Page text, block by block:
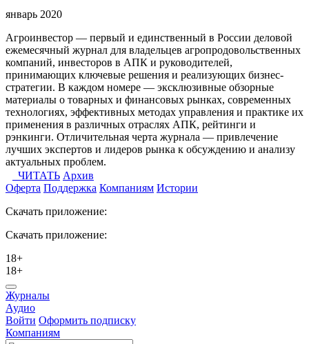
январь 2020
Агроинвестор — первый и единственный в России деловой
ежемесячный журнал для владельцев агропродовольственных
компаний, инвесторов в АПК и руководителей,
принимающих ключевые решения и реализующих бизнес-
стратегии. В каждом номере — эксклюзивные обзорные
материалы о товарных и финансовых рынках, современных
технологиях, эффективных методах управления и практике их
применения в различных отраслях АПК, рейтинги и
рэнкинги. Отличительная черта журнала — привлечение
лучших экспертов и лидеров рынка к обсуждению и анализу
актуальных проблем.
ЧИТАТЬ Архив
Оферта Поддержка Компаниям Истории
Скачать приложение:
Скачать приложение:
18+
18+
Журналы
Аудио
Войти Оформить подписку
Компаниям